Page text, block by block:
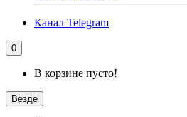
Канал Telegram
0
В корзине пусто!
Везде